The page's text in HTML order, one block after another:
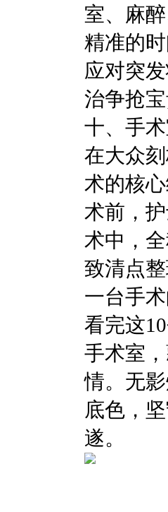
室、麻
精准的
应对突
治争抢宝
十、手
在大众
术的核
术前，
术中，
致清点
一台手
看完这
手术室
情。无
底色，
遂。